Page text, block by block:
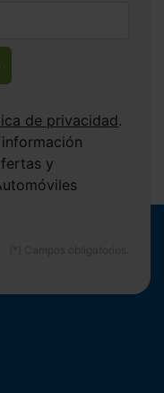
de privacidad.
y